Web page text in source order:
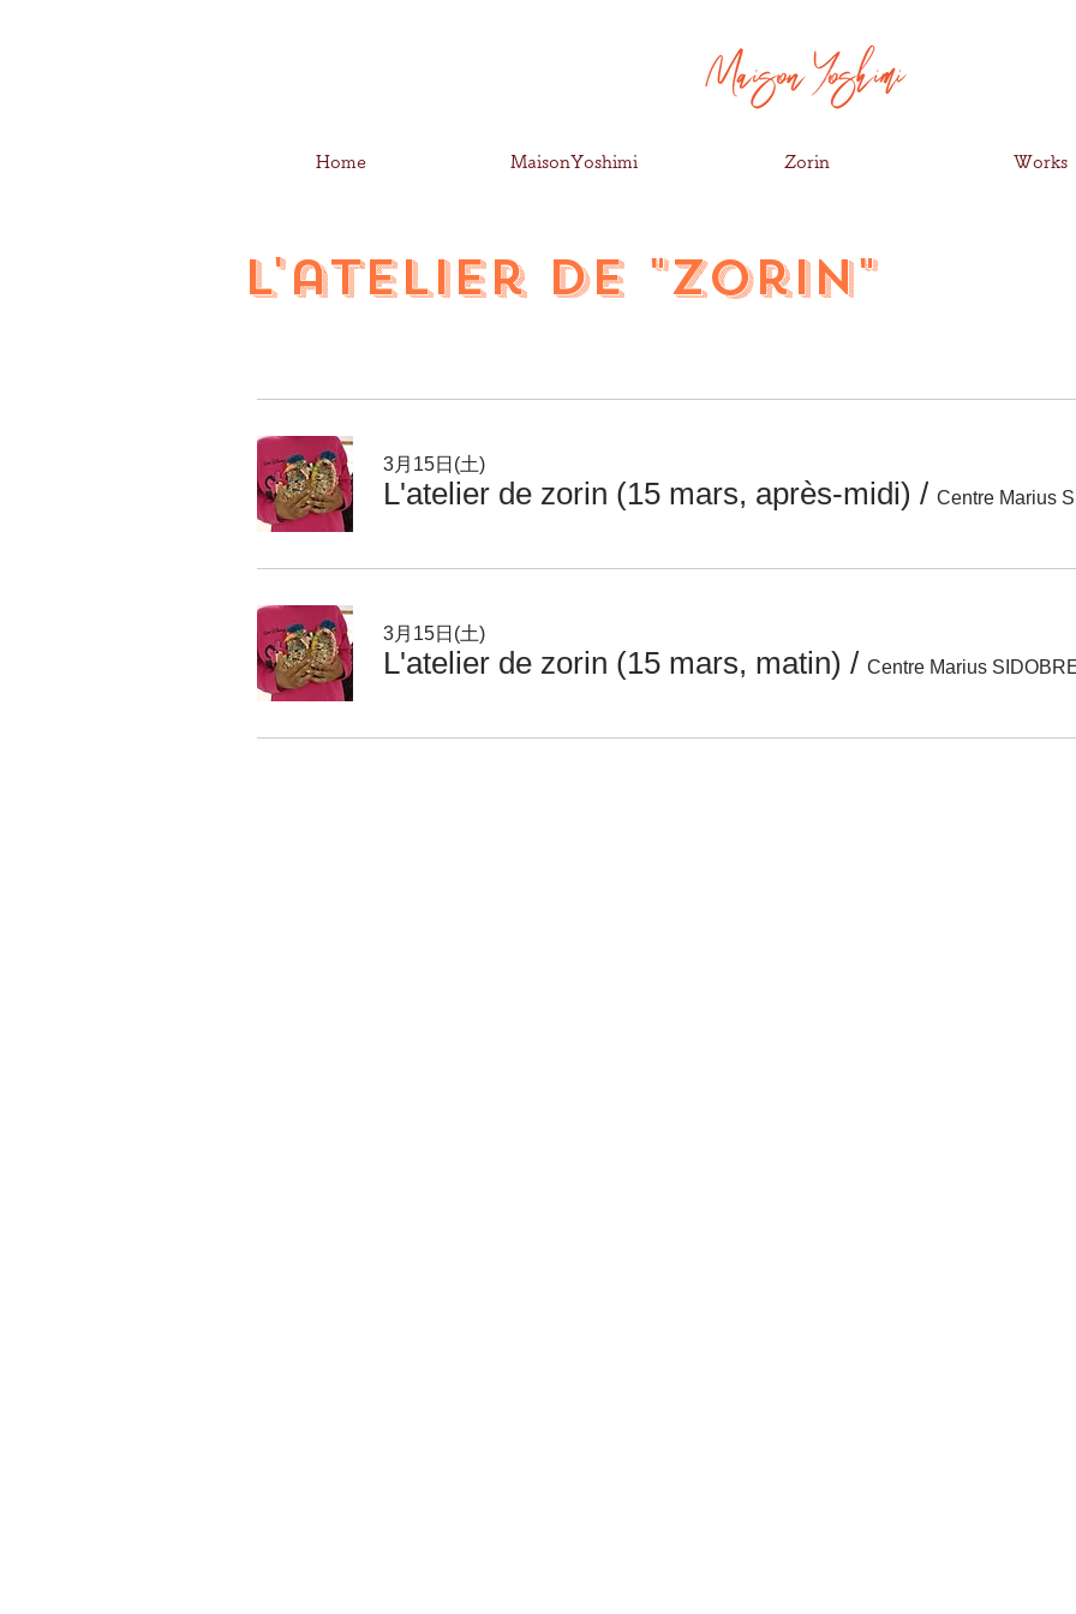
Home MaisonYoshimi Zorin Works
L'atelier de "zorin"
3月15日(土)
L'atelier de zorin (15 mars, après-midi) / Centre Marius
3月15日(土)
L'atelier de zorin (15 mars, matin) / Centre Marius